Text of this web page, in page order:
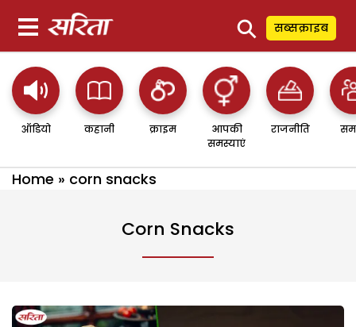
⚲ सब्सक्राइब
ऑडियो कहानी क्राइम
आपकी
समस्याएं
राजनीति
Home » corn snacks
Corn Snacks